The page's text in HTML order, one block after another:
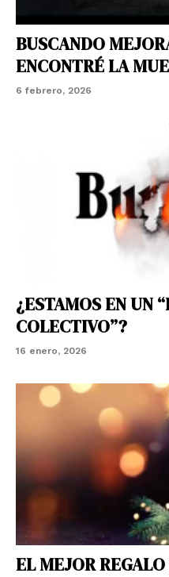
BUSCANDO
ENCONTRÉ LA
6 febrero, 2026
¿ESTAMOS EN UN
COLECTIVO”?
16 enero, 2026
EL MEJOR